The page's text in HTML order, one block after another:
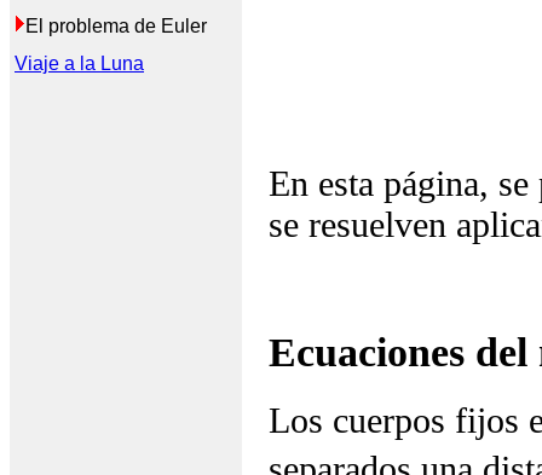
El problema de Euler
Viaje a la Luna
En esta página,
se resuelven
Ecuaciones
Los cuerpos fijos